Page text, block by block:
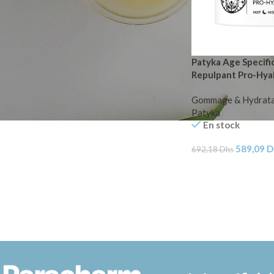
Patyka Age
Repulpant Pro-
Gommage &
Patyka
En stock
692,18Dhs 589,09